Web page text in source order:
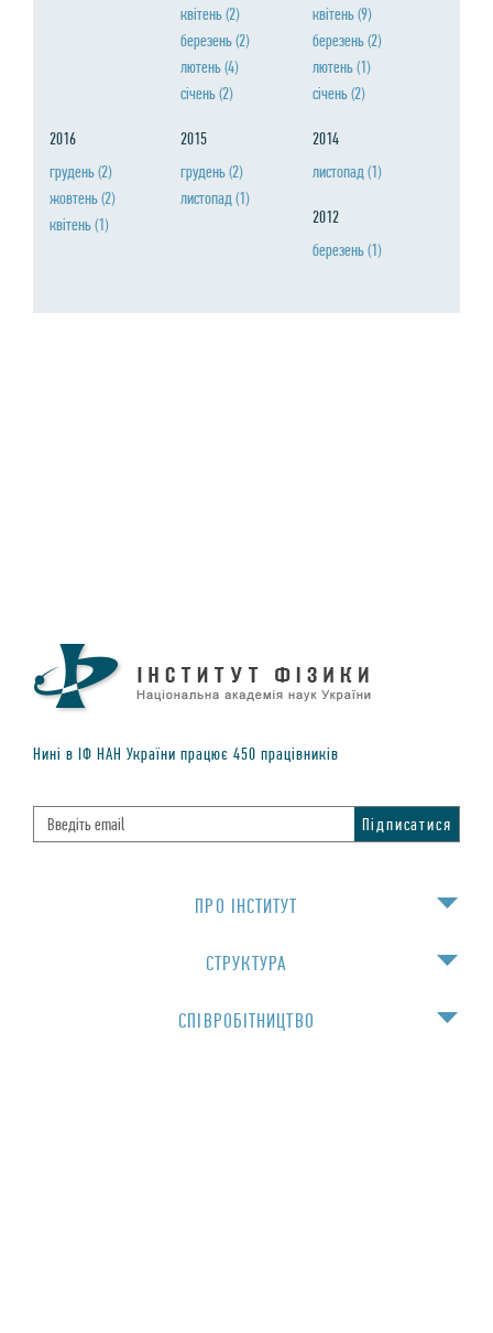
квiтень(2)
березень(2)
лютень(4)
сiчень(2)
квiтень(9)
березень(2)
лютень(1)
сiчень(2)
2016
грудень(2)
жовтень(2)
квiтень(1)
2015
грудень(2)
листопад(1)
2014
листопад(1)
2012
березень(1)
Нинi в IФ НАН України працює 450 працiвникiв
ПРО IНСТИТУТ
СТРУКТУРА
СПIВРОБIТНИЦТВО